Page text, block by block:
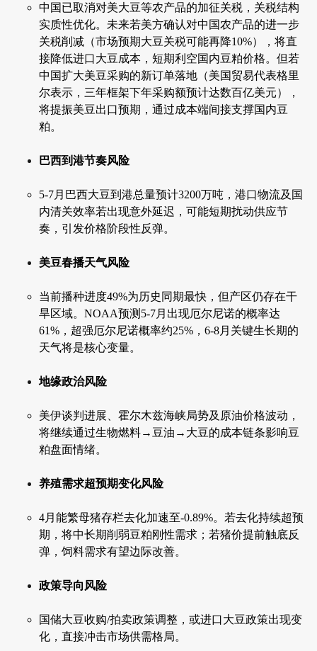
中国已取消对美大豆等农产品的加征关税，关税结构
实质性优化。未来若美方确认对中国农产品的进一步
关税削减（市场预期大豆关税可能再降10%），将直
接降低进口大豆成本，短期利空国内豆粕价格。但若
中国扩大美豆采购的新订单落地（美国贸易代表格里
尔表示，三年框架下年采购额预计达数百亿美元），
将提振美豆出口预期，通过成本端间接支撑国内豆
粕。
巴西到港节奏风险
5-7月巴西大豆到港总量预计3200万吨，港口物流及国
内清关效率若出现意外延迟，可能短期扰动供应节
奏，引发价格阶段性反弹。
美豆春播天气风险
当前播种进度49%为历史同期最快，但产区仍存在干
旱区域。NOAA预测5-7月出现厄尔尼诺的概率达
61%，超强厄尔尼诺概率约25%，6-8月关键生长期的
天气将是核心变量。
地缘政治风险
美伊谈判进展、霍尔木兹海峡局势及原油价格波动，
将继续通过生物燃料→豆油→大豆的成本链条影响豆
粕盘面情绪。
养殖需求超预期变化风险
4月能繁母猪存栏去化加速至-0.89%。若去化持续超预
期，将中长期削弱豆粕刚性需求；若猪价提前触底反
弹，饲料需求有望边际改善。
政策导向风险
国储大豆收购/拍卖政策调整，或进口大豆政策出现变
化，直接冲击市场供需格局。